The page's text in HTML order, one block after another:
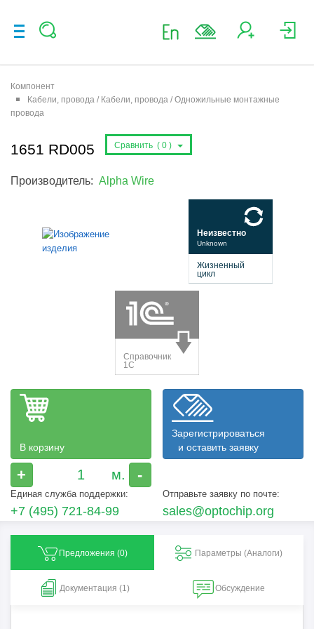
Компонент
Кабели, провода / Кабели, провода / Одножильные монтажные
провода
1651 RD005 Сравнить ( 0 )
Производитель: Alpha Wire
В корзину
+ -
Зарегистрироваться
и оставить заявку
Единая служба поддержки:
+7 (495) 721-84-99
Отправьте заявку по почте:
sales@optochip.org
Предложения (0) Параметры (Aналоги)
Документация (1) Обсуждение